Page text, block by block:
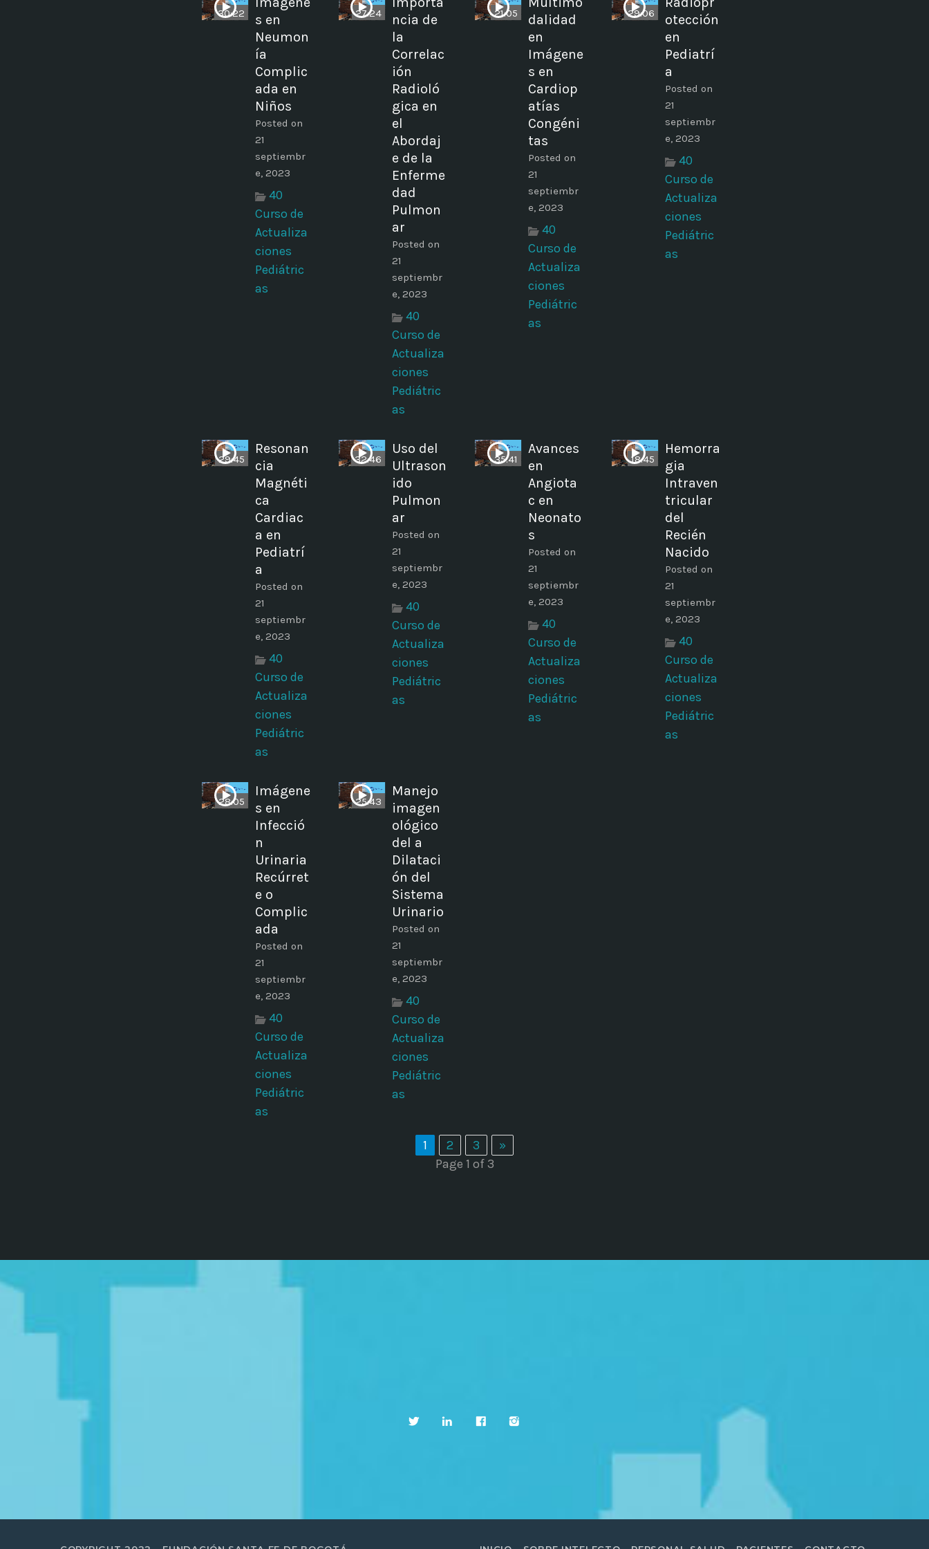
30:22
s en
Neumon
ía
Complic
ada en
Niños
Posted on
21
septiembr
e, 2023
40
Curso de
Actualiza
ciones
Pediátric
as
27:24
ncia de
la
Correlac
ión
Radioló
gica en
el
Abordaj
e de la
Enferme
dad
Pulmon
ar
Posted on
21
septiembr
e, 2023
40
Curso de
Actualiza
ciones
Pediátric
as
21:05
dalidad
en
Imágene
s en
Cardiop
atías
Congéni
tas
Posted on
21
septiembr
e, 2023
40
Curso de
Actualiza
ciones
Pediátric
as
29:06
otección
en
Pediatrí
a
Posted on
21
septiembr
e, 2023
40
Curso de
Actualiza
ciones
Pediátric
as
29:45
Resonan
cia
Magnéti
ca
Cardiac
a en
Pediatrí
a
Posted on
21
septiembr
e, 2023
40
Curso de
Actualiza
ciones
Pediátric
as
32:46
Uso del
Ultrason
ido
Pulmon
ar
Posted on
21
septiembr
e, 2023
40
Curso de
Actualiza
ciones
Pediátric
as
35:41
Avances
en
Angiota
c en
Neonato
s
Posted on
21
septiembr
e, 2023
40
Curso de
Actualiza
ciones
Pediátric
as
18:45
Hemorra
gia
Intraven
tricular
del
Recién
Nacido
Posted on
21
septiembr
e, 2023
40
Curso de
Actualiza
ciones
Pediátric
as
28:05
Imágene
s en
Infecció
n
Urinaria
Recúrret
e o
Complic
ada
Posted on
21
septiembr
e, 2023
40
Curso de
Actualiza
ciones
Pediátric
as
25:43
Manejo
imagen
ológico
del a
Dilataci
ón del
Sistema
Urinario
Posted on
21
septiembr
e, 2023
40
Curso de
Actualiza
ciones
Pediátric
as
1 2 3
»
Page 1 of 3